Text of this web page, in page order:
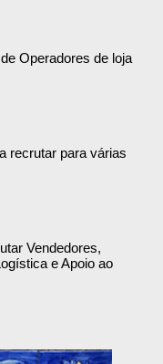
Operadores de loja
recrutar para várias
Vendedores,
e Apoio ao